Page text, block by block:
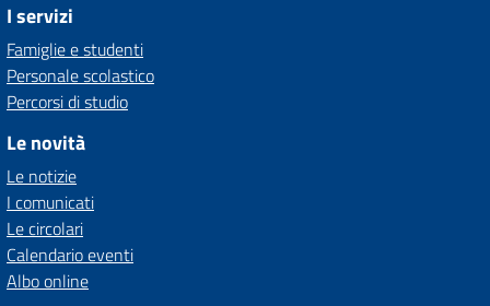
I servizi
Famiglie e studenti
Personale scolastico
Percorsi di studio
Le novità
Le notizie
I comunicati
Le circolari
Calendario eventi
Albo online